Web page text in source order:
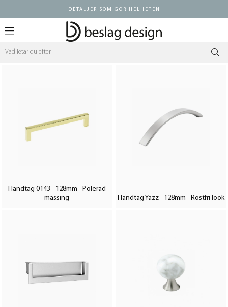
DETALJER SOM GÖR HELHETEN
Handtag 0143 - 128mm - Polerad
mässing
Handtag Yazz - 128mm - Rostfri look